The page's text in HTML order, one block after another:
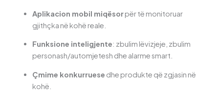
Aplikacion mobil miqësorpër të monitoruar
gjithçka në kohë reale.
Funksione inteligjente: zbulim lëvizjeje, zbulim
personash/automjetesh dhe alarme smart.
Çmime konkurruese dhe produkte që zgjasin në
kohë.